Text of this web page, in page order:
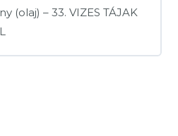
(olaj) – 33. VIZES TÁJAK